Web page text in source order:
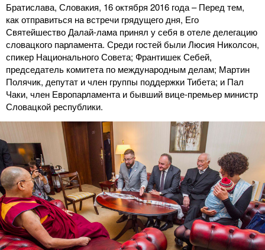
Братислава, Словакия, 16 октября 2016 года – Перед тем,
как отправиться на встречи грядущего дня, Его
Святейшество Далай-лама принял у себя в отеле делегацию
словацкого парламента. Среди гостей были Люсия Николсон,
спикер Национального Совета; Франтишек Себей,
председатель комитета по международным делам; Мартин
Полячик, депутат и член группы поддержки Тибета; и Пал
Чаки, член Европарламента и бывший вице-премьер министр
Словацкой республики.